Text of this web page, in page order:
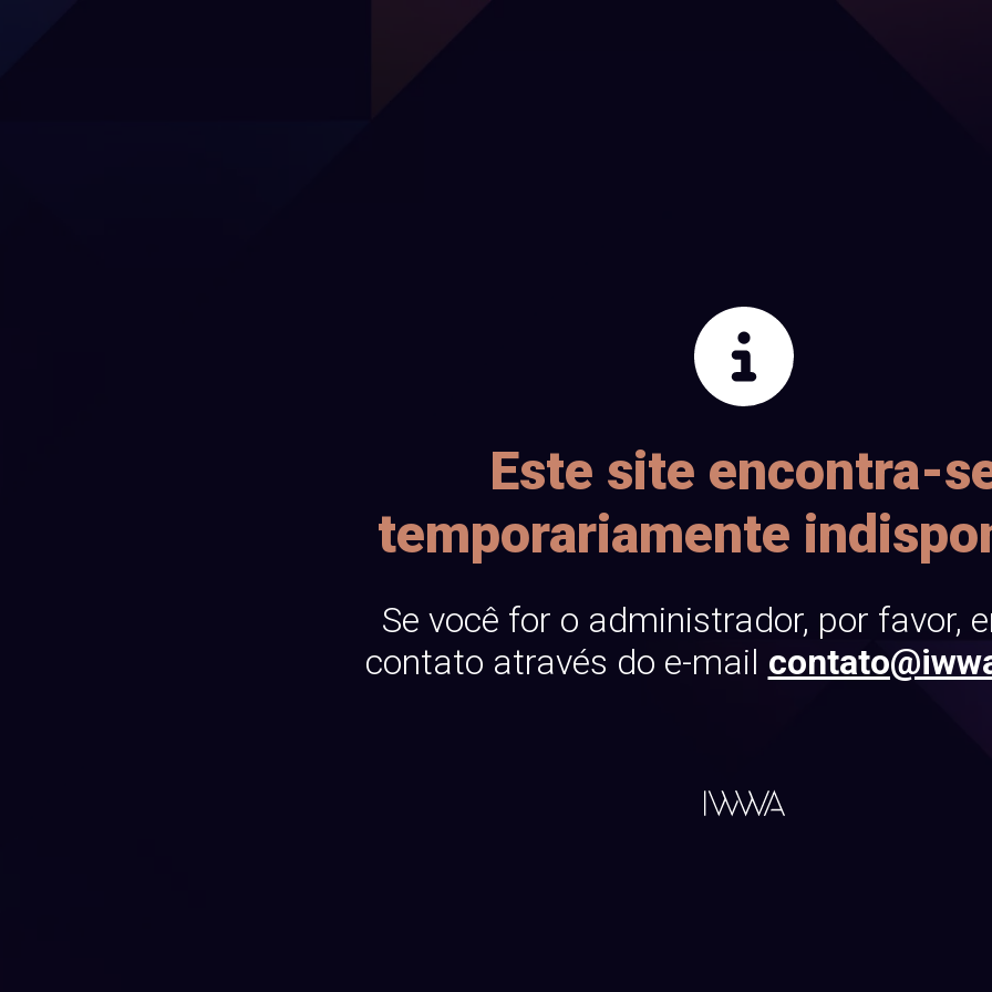
Este site encontra-
temporariamente
Se você for o administrador, por favor,
contato através do e-mail